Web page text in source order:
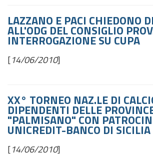
LAZZANO E PACI CHIEDONO
ALL'ODG DEL CONSIGLIO
INTERROGAZIONE SU CUPA
[14/06/2010]
XX° TORNEO NAZ.LE DI
DIPENDENTI DELLE
"PALMISANO" CON
UNICREDIT-BANCO DI SICILIA
[14/06/2010]